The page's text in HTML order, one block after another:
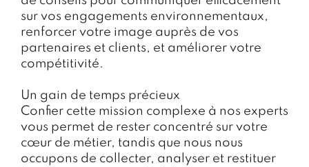
sur vos engagements environnementaux,
renforcer votre image auprès de vos
partenaires et clients, et améliorer votre
compétitivité.
Un gain de temps précieux
Confier cette mission complexe à nos experts
vous permet de rester concentré sur votre
cœur de métier, tandis que nous nous
occupons de collecter, analyser et restituer